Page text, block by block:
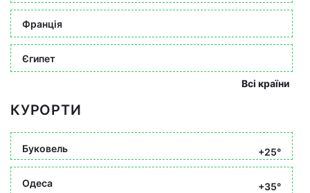
Франція
Єгипет
Всі країни
КУРОРТИ
Буковель +25°
Одеса +35°